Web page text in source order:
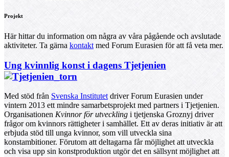
Projekt
Här hittar du information om några av våra pågående och avslutade
aktiviteter. Ta gärna kontakt med Forum Eurasien för att få veta mer.
Ung kvinnlig konst i dagens Tjetjenien
Med stöd från Svenska Institutet driver Forum Eurasien under
vintern 2013 ett mindre samarbetsprojekt med partners i Tjetjenien.
Organisationen Kvinnor för utveckling i tjetjenska Groznyj driver
frågor om kvinnors rättigheter i samhället. Ett av deras initiativ är att
erbjuda stöd till unga kvinnor, som vill utveckla sina
konstambitioner. Förutom att deltagarna får möjlighet att utveckla
och visa upp sin konstproduktion utgör det en sällsynt möjlighet att